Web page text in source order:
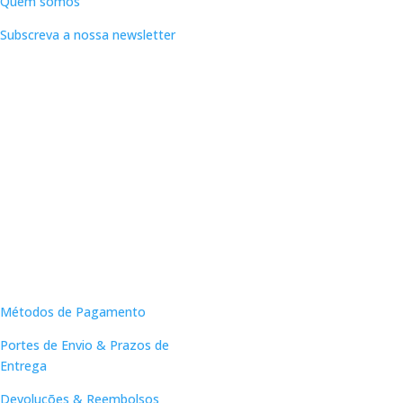
Subscreva a nossa newsletter
Métodos de Pagamento
Portes de Envio & Prazos de
Entrega
Devoluções & Reembolsos